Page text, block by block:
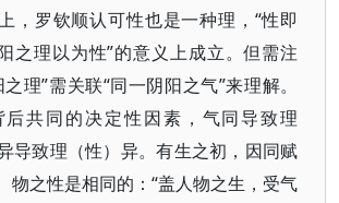
，罗钦顺认可性也是一种理，“性即
之理以为性”的意义上成立。但需注
理”需关联“同一阴阳之气”来理解。
共同的决定性因素，气同导致理
导致理（性）异。有生之初，因同赋
物之性是相同的：“盖人物之生，受气